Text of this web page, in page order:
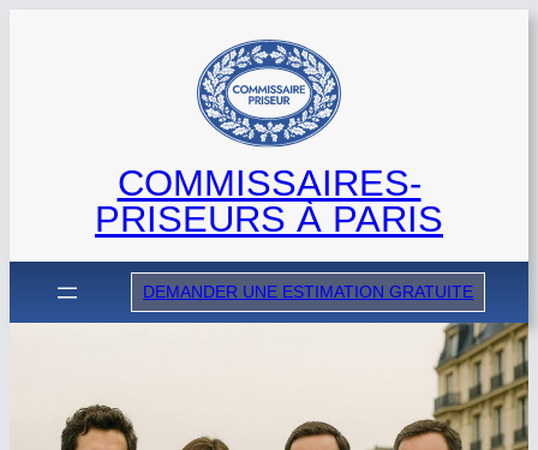
COMMISSAIRES-
PRISEURS À PARIS
DEMANDER UNE ESTIMATION GRATUITE